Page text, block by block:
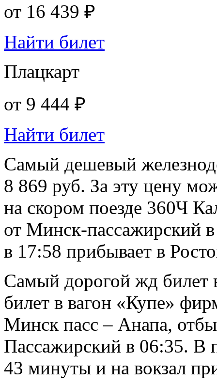
от 16 439 ₽
Найти билет
Плацкарт
от 9 444 ₽
Найти билет
Самый дешевый
8 869 руб. За эту цену
на скором поезде 360Ч
от Минск-пассажирский
в 17:58 прибывает в
Самый дорогой жд билет
билет в вагон «Купе»
Минск пасс – Анапа,
Пассажирский в 06:35. В
43 минуты и на вокзал